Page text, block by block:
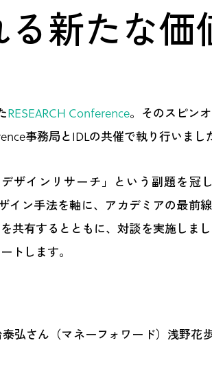
新たな価
RESEARCH Conference。そのスピン
事務局とIDLの共催で執り行いまし
ザインリサーチ」という副題を冠
イン手法を軸に、アカデミアの最前
共有するとともに、対談を実施しま
トします。
弘さん（マネーフォワード）浅野花